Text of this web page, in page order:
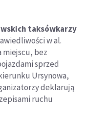
taksówkarzy
w al.
miejscu, bez
sprzed
Ursynowa,
deklarują
ruchu